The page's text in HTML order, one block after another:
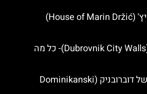
הבית של מרין דרזיץ' (House of Marin Držić)
חומות דוברובניק (Dubrovnik City Walls)- כל מה
המנזר הדומניקני של דוברובניק (Dominikanski